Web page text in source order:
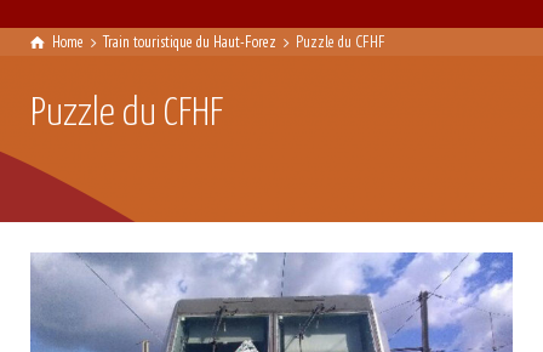
Home Train touristique du Haut-Forez Puzzle du CFHF
Puzzle du CFHF